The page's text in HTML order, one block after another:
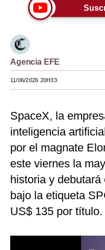
Lujo
Viajes
Moda
Estilos
EEUU
México
España
Internacional
Tecnología
Club del Suscriptor
Agencia EFE
11/06/2026 20H33
SpaceX, la
inteligencia
por el magnate
este viernes la
historia y
bajo la etiqueta
US$ 135 por título.